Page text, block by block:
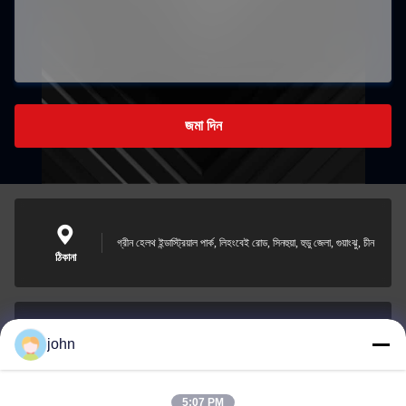
জমা দিন
ঠিকানা
গ্রীন হেলথ ইন্ডাস্ট্রিয়াল পার্ক, লিহংবেই রোড, সিনহুয়া, হুডু জেলা, গুয়াংঝু, চীন
john
5:07 PM